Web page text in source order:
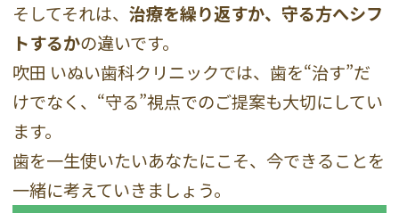
そしてそれは、治療を繰り返すか、守る方へシフ
トするかの違いです。
吹田 いぬい歯科クリニックでは、歯を“治す”だ
けでなく、“守る”視点でのご提案も大切にしてい
ます。
歯を一生使いたいあなたにこそ、今できることを
一緒に考えていきましょう。